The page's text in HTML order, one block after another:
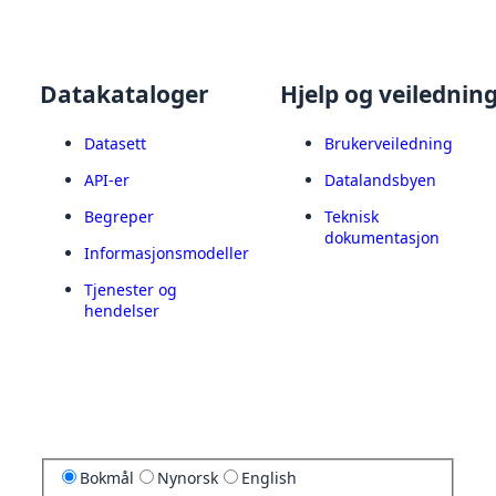
Datakataloger
Datasett
API-er
Begreper
Informasjonsmodeller
Tjenester og
hendelser
Hjelp og
Brukerveiledning
Datalandsbyen
Teknisk
dokumentasjon
Bokmål Nynorsk English